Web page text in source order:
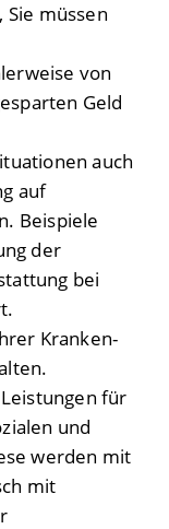
müssen
von
Geld
auch
auf
Beispiele
der
bei
Kranken-
für
und
werden mit
mit